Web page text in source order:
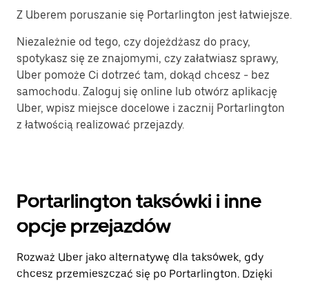
Z Uberem poruszanie się Portarlington jest łatwiejsze.
Niezależnie od tego, czy dojeżdżasz do pracy,
spotykasz się ze znajomymi, czy załatwiasz sprawy,
Uber pomoże Ci dotrzeć tam, dokąd chcesz - bez
samochodu. Zaloguj się online lub otwórz aplikację
Uber, wpisz miejsce docelowe i zacznij Portarlington
z łatwością realizować przejazdy.
Portarlington taksówki i inne
opcje przejazdów
Rozważ Uber jako alternatywę dla taksówek, gdy
chcesz przemieszczać się po Portarlington. Dzięki